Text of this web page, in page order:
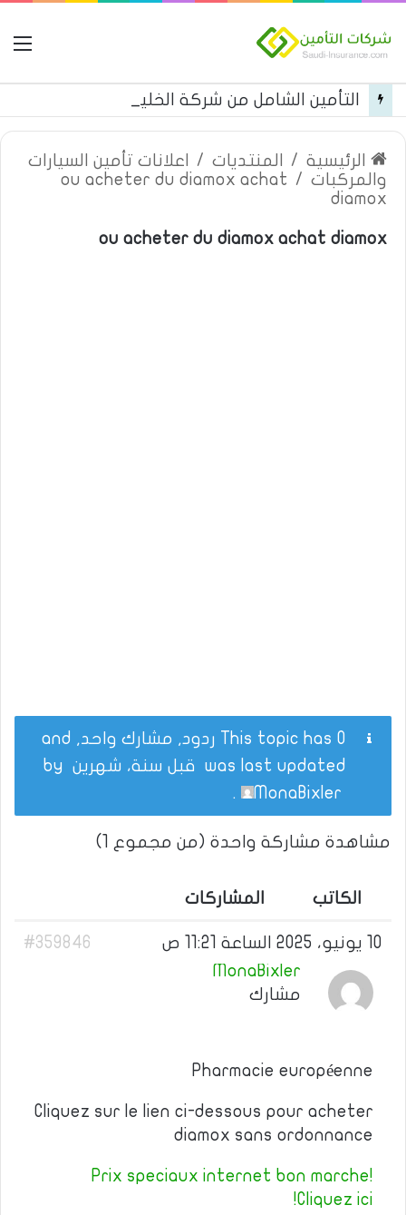
الرئيسية / المنتديات /
اعلانات تأمين السيارات
والمركبات /
ou acheter du diamox achat
diamox
ou acheter du diamox achat diamox
This topic has 0 ردود, مشارك واحد, and
was last updated قبل سنة، شهرين
MonaBixler
.
مشاهدة مشاركة واحدة (من مجموع 1)
الكاتب المشاركات
10 يونيو، 2025 الساعة 11:21 ص
#359846
MonaBixler
مشارك
Pharmacie européenne
Cliquez sur le lien ci-dessous pour acheter
diamox sans ordonnance
Prix speciaux internet bon marche!
Cliquez ici!